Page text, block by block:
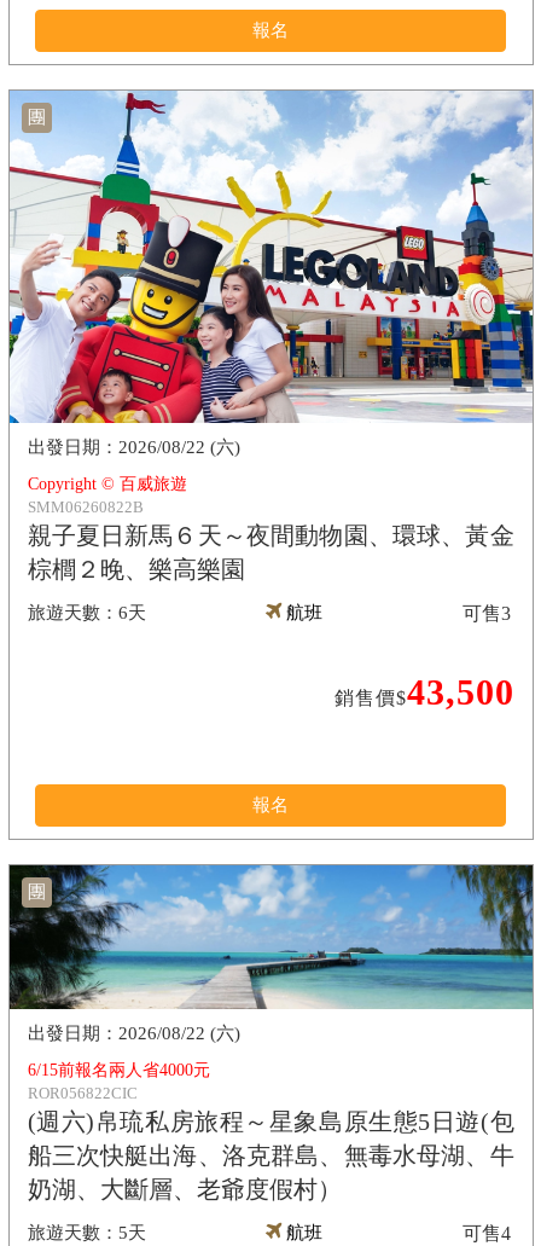
報名
團
Copyright © 百威旅遊
SMM06260822B
親子夏日新馬６天～夜間動物園、環球、黃金
棕櫚２晚、樂高樂園
6天
2026/08/22 (六)
航班
銷售價$43,500
可售3
報名
團
6/15前報名兩人省4000元
ROR056822CIC
(週六)帛琉私房旅程～星象島原生態5日遊(包
船三次快艇出海、洛克群島、無毒水母湖、牛
奶湖、大斷層、老爺度假村）
5天
2026/08/22 (六)
航班 可售4